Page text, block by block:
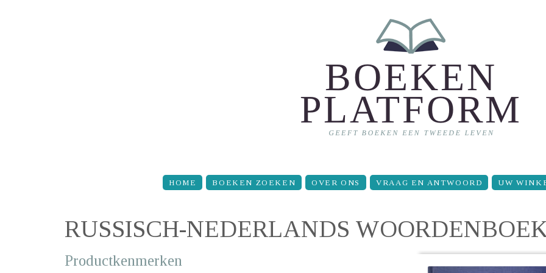
HOME BOEKEN ZOEKEN OVER ONS VRAAG EN ANTWOORD UW
RUSSISCH-NEDERLANDS
Productkenmerken